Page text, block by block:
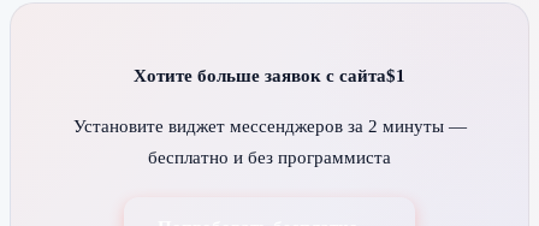
Хотите больше заявок с сайта$1
Установите виджет мессенджеров за 2 минуты —
бесплатно и без программиста